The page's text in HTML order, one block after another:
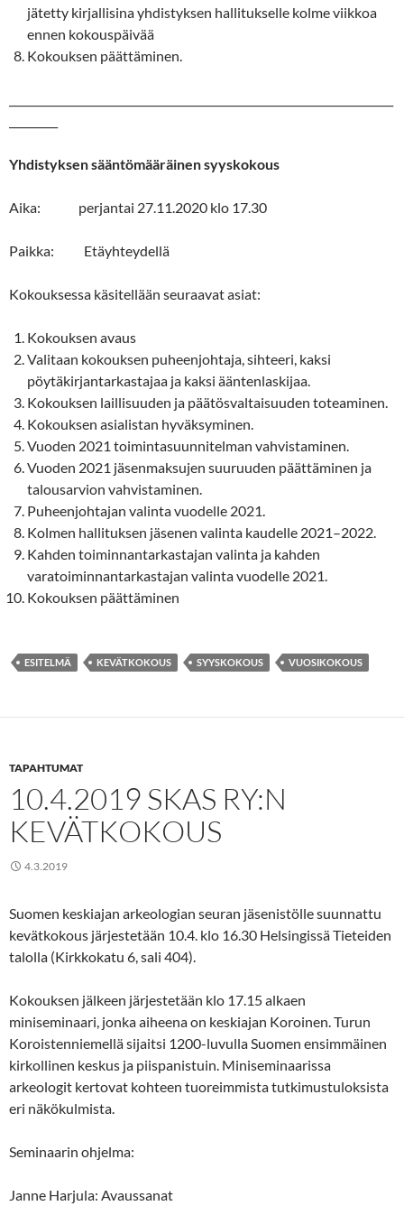
jätetty kirjallisina yhdistyksen hallitukselle kolme viikkoa
ennen kokouspäivää
Kokouksen päättäminen.
Yhdistyksen sääntömääräinen syyskokous
Aika: perjantai 27.11.2020 klo 17.30
Paikka: Etäyhteydellä
Kokouksessa käsitellään seuraavat asiat:
Kokouksen avaus
Valitaan kokouksen puheenjohtaja, sihteeri, kaksi
pöytäkirjantarkastajaa ja kaksi ääntenlaskijaa.
Kokouksen laillisuuden ja päätösvaltaisuuden toteaminen.
Kokouksen asialistan hyväksyminen.
Vuoden 2021 toimintasuunnitelman vahvistaminen.
Vuoden 2021 jäsenmaksujen suuruuden päättäminen ja
talousarvion vahvistaminen.
Puheenjohtajan valinta vuodelle 2021.
Kolmen hallituksen jäsenen valinta kaudelle 2021–2022.
Kahden toiminnantarkastajan valinta ja kahden
varatoiminnantarkastajan valinta vuodelle 2021.
Kokouksen päättäminen
ESITELMÄ KEVÄTKOKOUS SYYSKOKOUS VUOSIKOKOUS
TAPAHTUMAT
10.4.2019 SKAS RY:N
KEVÄTKOKOUS
4.3.2019
Suomen keskiajan arkeologian seuran jäsenistölle suunnattu
kevätkokous järjestetään 10.4. klo 16.30 Helsingissä Tieteiden
talolla (Kirkkokatu 6, sali 404).
Kokouksen jälkeen järjestetään klo 17.15 alkaen
miniseminaari, jonka aiheena on keskiajan Koroinen. Turun
Koroistenniemellä sijaitsi 1200-luvulla Suomen ensimmäinen
kirkollinen keskus ja piispanistuin. Miniseminaarissa
arkeologit kertovat kohteen tuoreimmista tutkimustuloksista
eri näkökulmista.
Seminaarin ohjelma:
Janne Harjula: Avaussanat